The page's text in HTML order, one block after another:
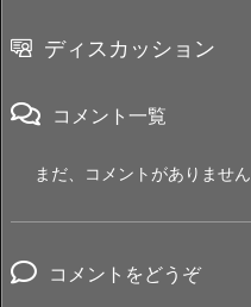
ディスカッション
コメント一覧
まだ、コメントがありません
コメントをどうぞ